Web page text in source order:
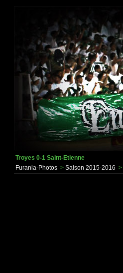
Troyes 0-1 Saint-Etienne
Furania-Photos > Saison 2015-2016 >